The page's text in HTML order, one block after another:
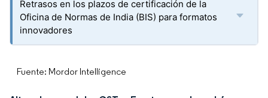
Retrasos en los plazos de certificación de la
Oficina de Normas de India (BIS) para formatos
innovadores
Fuente: Mordor Intelligence